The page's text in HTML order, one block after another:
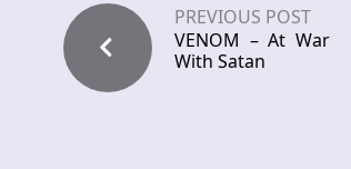
PREVIOUS POST
VENOM – At War
With Satan